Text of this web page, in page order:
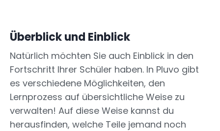
Überblick und Einblick
Natürlich möchten Sie auch Einblick in den
Fortschritt Ihrer Schüler haben. In Pluvo gibt
es verschiedene Möglichkeiten, den
Lernprozess auf übersichtliche Weise zu
verwalten! Auf diese Weise kannst du
herausfinden, welche Teile jemand noch